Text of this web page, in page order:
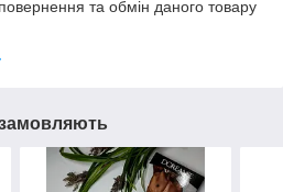
та обмін даного товару